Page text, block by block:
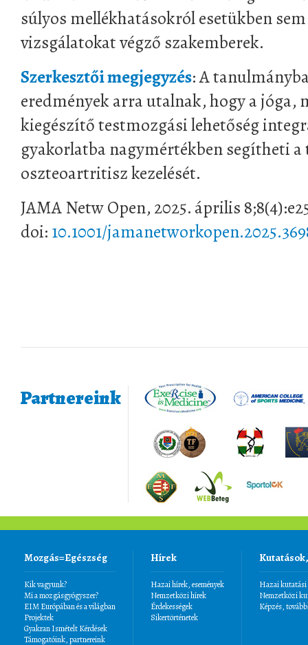
súlyos mellékhatásokról esetükben
vizsgálatokat végző szakemberek.
Szerkesztői megjegyzés: A
eredmények arra utalnak, hogy a jóga,
kiegészítő testmozgási lehetőség
gyakorlatba nagymértékben segítheti
oszteoartritisz kezelését.
JAMA Netw Open, 2025. április
doi: 10.1001/
Partnereink
Mozgás=Egészség
Kik vagyunk?
Mi a mozgásgyógyszer?
EIM Európában és a világban
Projektek
Gyakran Ismételt Kérdések
Támogatóink, partnereink
Hírek
Hazai hírek, események
Nemzetközi hírek
Érdekességek
Sikertörténetek
Hazai kutatási
Nemzetközi
Képzés,